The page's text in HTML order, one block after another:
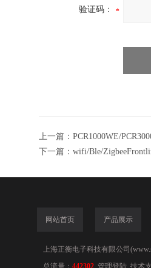
验证码：
上一篇： PCR1000WE/
下一篇： wifi/Ble/
网站首页 产品展示
上海正衡电子科技有限公司
总流量： 442302 管理登陆 技术